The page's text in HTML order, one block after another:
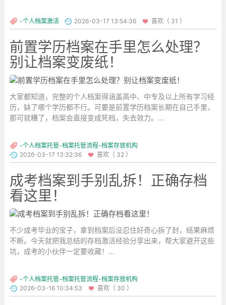
-个人档案激活 2026-03-17 13:54:36 喜欢（ 31 ）
前置学历档案在手里怎么处理？
别让档案变废纸！
大家都知道，完整的个人档案得涵盖高中、中专及以上所有学习经
历，缺了哪个学历都不行。可要是前置学历档案长期在自己手里，
那可就糟了，档案会直接变成死档，失去效力。...
-个人档案托管-档案托管流程-档案存放机构
2026-03-17 13:32:36
喜欢（ 32 ）
成考档案到手别乱拆！正确存档
看这里！
不少成考毕业的宝子，拿到档案后没忍住好奇心拆了封，结果麻烦
不断。今天就把我总结的存档激活经验分享出来，帮大家避开这些
坑，成考的小伙伴一定要收藏！...
-个人档案托管-档案托管流程-档案存放机构
2026-03-16 10:34:53
喜欢（ 30 ）